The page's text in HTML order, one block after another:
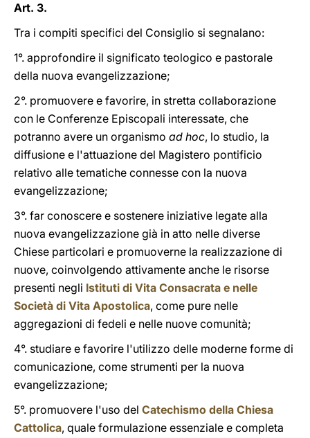
Art. 3.
Tra i compiti specifici del Consiglio si segnalano:
1°. approfondire il significato teologico e pastorale
della nuova evangelizzazione;
2°. promuovere e favorire, in stretta collaborazione
con le Conferenze Episcopali interessate, che
potranno avere un organismo ad hoc, lo studio, la
diffusione e l'attuazione del Magistero pontificio
relativo alle tematiche connesse con la nuova
evangelizzazione;
3°. far conoscere e sostenere iniziative legate alla
nuova evangelizzazione già in atto nelle diverse
Chiese particolari e promuoverne la realizzazione di
nuove, coinvolgendo attivamente anche le risorse
presenti negli Istituti di Vita Consacrata e nelle
Società di Vita Apostolica, come pure nelle
aggregazioni di fedeli e nelle nuove comunità;
4°. studiare e favorire l'utilizzo delle moderne forme di
comunicazione, come strumenti per la nuova
evangelizzazione;
5°. promuovere l'uso del Catechismo della Chiesa
Cattolica, quale formulazione essenziale e completa